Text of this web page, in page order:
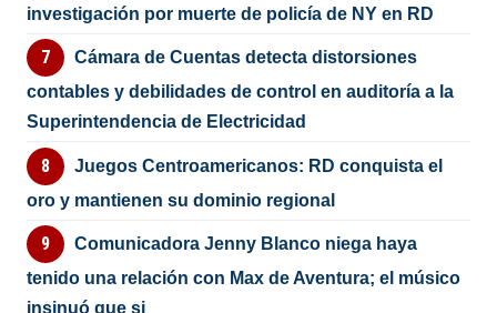
investigación por muerte de policía de NY en RD
Cámara de Cuentas detecta distorsiones
contables y debilidades de control en auditoría a la
Superintendencia de Electricidad
Juegos Centroamericanos: RD conquista el
oro y mantienen su dominio regional
Comunicadora Jenny Blanco niega haya
tenido una relación con Max de Aventura; el músico
insinuó que si